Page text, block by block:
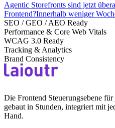
Agentic Storefronts sind jetzt
Frontend?Innerhalb weniger
SEO / GEO / AEO Ready
Performance & Core Web Vitals
WCAG 3.0 Ready
Tracking & Analytics
Brand Consistency
Die Frontend Steuerungsebene
gebaut in Stunden, integriert mit
Hand.